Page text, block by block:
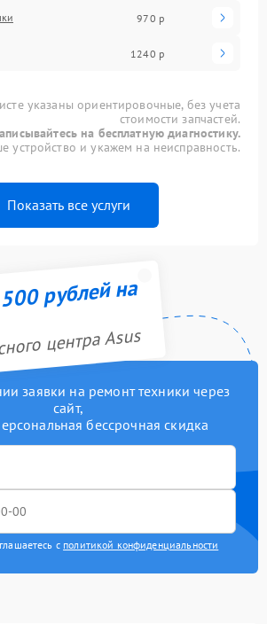
970 р
1240 р
указаны ориентировочные, без учета
стоимости запчастей.
на бесплатную диагностику.
устройство и укажем на неисправность.
Показать все услуги
рублей на
центра Asus
заявки на ремонт техники через
сайт,
бессрочная скидка
с политикой конфиденциальности